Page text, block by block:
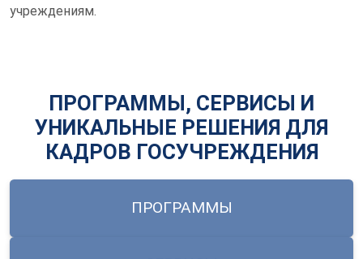
учреждениям.
ПРОГРАММЫ, СЕРВИСЫ И
УНИКАЛЬНЫЕ РЕШЕНИЯ ДЛЯ
КАДРОВ ГОСУЧРЕЖДЕНИЯ
ПРОГРАММЫ